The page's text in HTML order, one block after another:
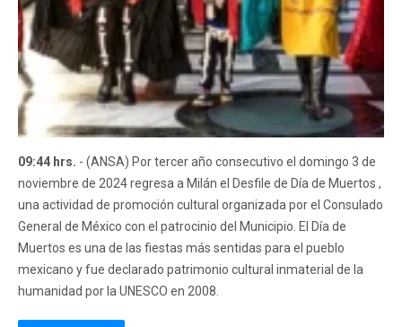
09:44 hrs. - (ANSA) Por tercer año consecutivo el domingo 3 de
noviembre de 2024 regresa a Milán el Desfile de Día de Muertos ,
una actividad de promoción cultural organizada por el Consulado
General de México con el patrocinio del Municipio. El Día de
Muertos es una de las fiestas más sentidas para el pueblo
mexicano y fue declarado patrimonio cultural inmaterial de la
humanidad por la UNESCO en 2008.